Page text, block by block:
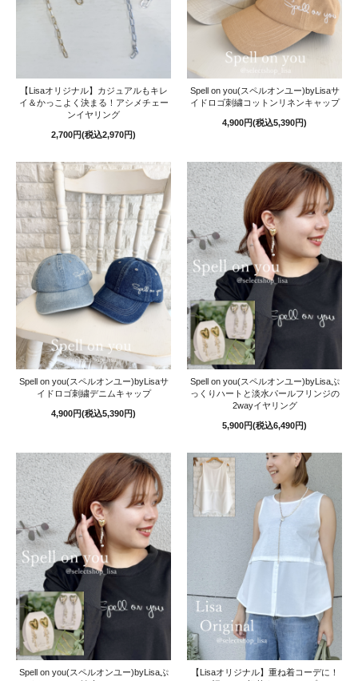
【Lisaオリジナル】カジュアルもキレ
イ＆かっこよく決まる！アシメチェー
ンイヤリング
2,700円(税込2,970円)
Spell on you(スペルオンユー)byLisaサ
イドロゴ刺繍コットンリネンキャップ
4,900円(税込5,390円)
Spell on you(スペルオンユー)byLisaサ
イドロゴ刺繍デニムキャップ
4,900円(税込5,390円)
Spell on you(スペルオンユー)byLisaぷ
っくりハートと淡水パールフリンジの
2wayイヤリング
5,900円(税込6,490円)
Spell on you(スペルオンユー)byLisaぷ
【Lisaオリジナル】重ね着コーデに！